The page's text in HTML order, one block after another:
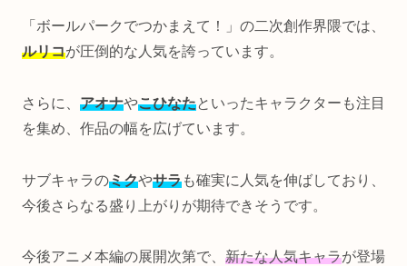
「ボールパークでつかまえて！」の二次創作界隈では、
ルリコが圧倒的な人気を誇っています。
さらに、 アオナやこひなたといったキャラクターも注目
を集め、作品の幅を広げています。
サブキャラのミクやサラも確実に人気を伸ばしており、
今後さらなる盛り上がりが期待できそうです。
今後アニメ本編の展開次第で、 新たな人気キャラが登場